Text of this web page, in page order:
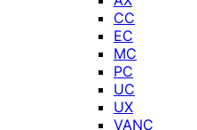
CC
EC
MC
PC
UC
UX
VANC